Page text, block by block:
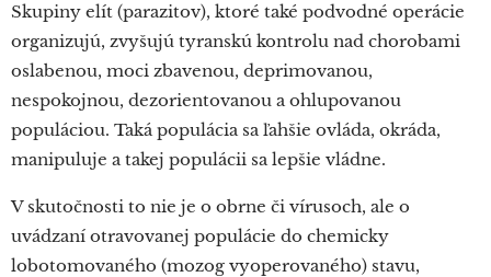
Skupiny elít (parazitov), ktoré také podvodné operácie
organizujú, zvyšujú tyranskú kontrolu nad chorobami
oslabenou, moci zbavenou, deprimovanou,
nespokojnou, dezorientovanou a ohlupovanou
populáciou. Taká populácia sa ľahšie ovláda, okráda,
manipuluje a takej populácii sa lepšie vládne.
V skutočnosti to nie je o obrne či vírusoch, ale o
uvádzaní otravovanej populácie do chemicky
lobotomovaného (mozog vyoperovaného) stavu,